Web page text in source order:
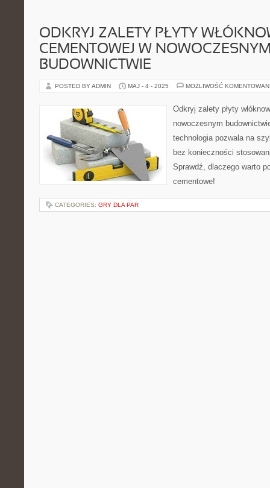
ODKRYJ ZALETY PŁYTY
CEMENTOWEJ W
BUDOWNICTWIE
POSTED BY ADMIN MAJ - 4 - 2025 MOŻLIWOŚĆ
Odkryj zalety płyty
nowoczesnym
technologia pozwala na
bez konieczności
Sprawdź, dlaczego warto
cementowe!
CATEGORIES: GRY DLA PAR